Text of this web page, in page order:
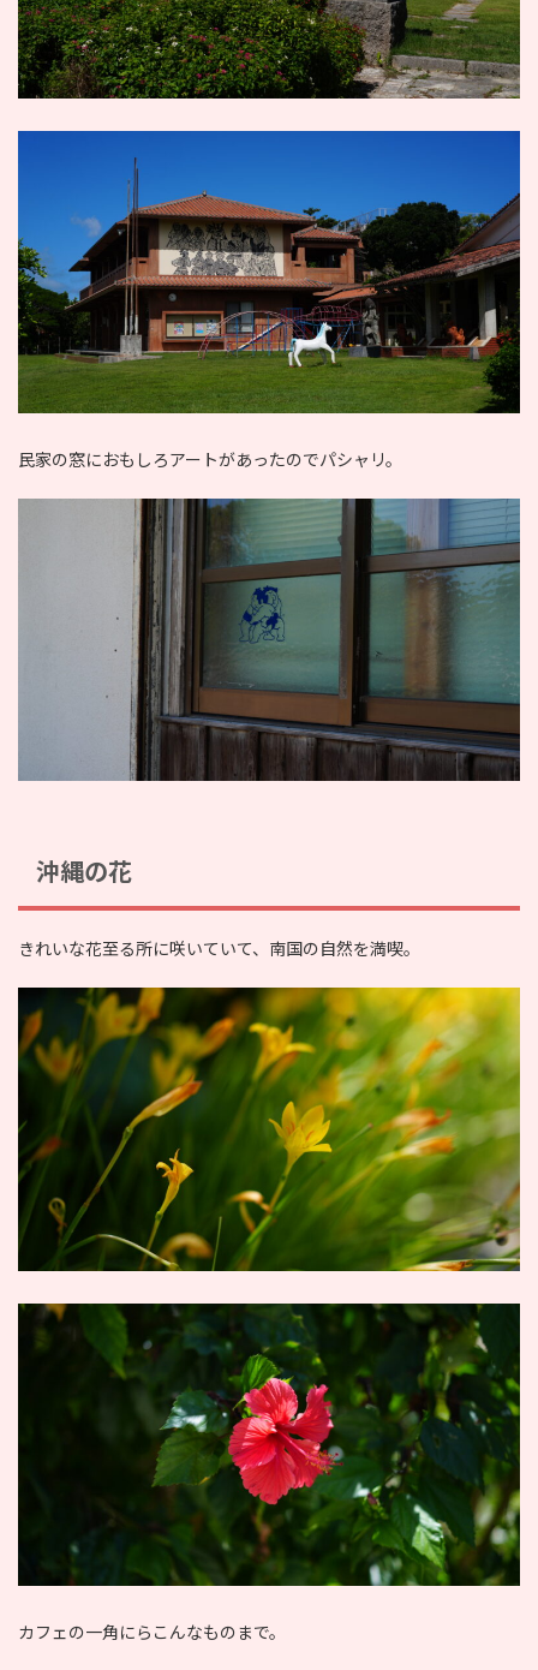
民家の窓におもしろアートがあったのでパシャリ。
沖縄の花
きれいな花至る所に咲いていて、南国の自然を満喫。
カフェの一角にらこんなものまで。